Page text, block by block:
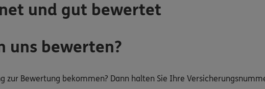
und gut bewertet
uns bewerten?
zur Bewertung bekommen? Dann halten Sie Ihre